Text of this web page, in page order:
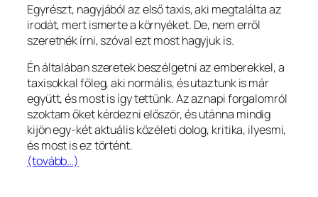
Egyrészt, nagyjából az első taxis, aki megtalálta az
irodát, mert ismerte a környéket. De, nem erről
szeretnék írni, szóval ezt most hagyjuk is.
Én általában szeretek beszélgetni az emberekkel, a
taxisokkal főleg, aki normális, és utaztunk is már
együtt, és most is így tettünk. Az aznapi forgalomról
szoktam őket kérdezni először, és utánna mindig
kijön egy-két aktuális közéleti dolog, kritika, ilyesmi,
és most is ez történt.
(tovább…)